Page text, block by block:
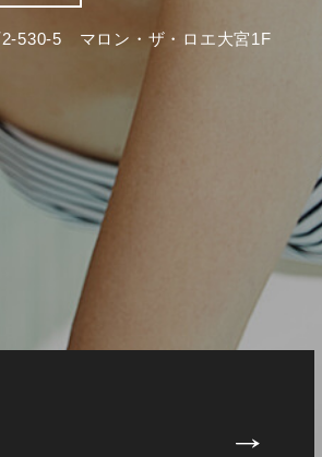
530-5 マロン・ザ・ロエ大宮1F